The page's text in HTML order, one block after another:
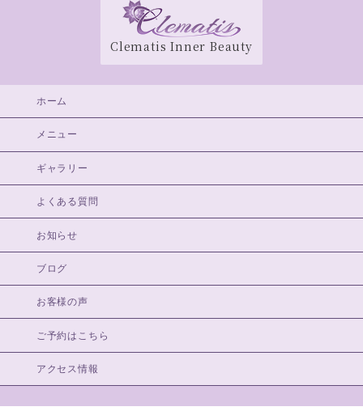
Clematis Inner Beauty
ホーム
メニュー
ギャラリー
よくある質問
お知らせ
ブログ
お客様の声
ご予約はこちら
アクセス情報